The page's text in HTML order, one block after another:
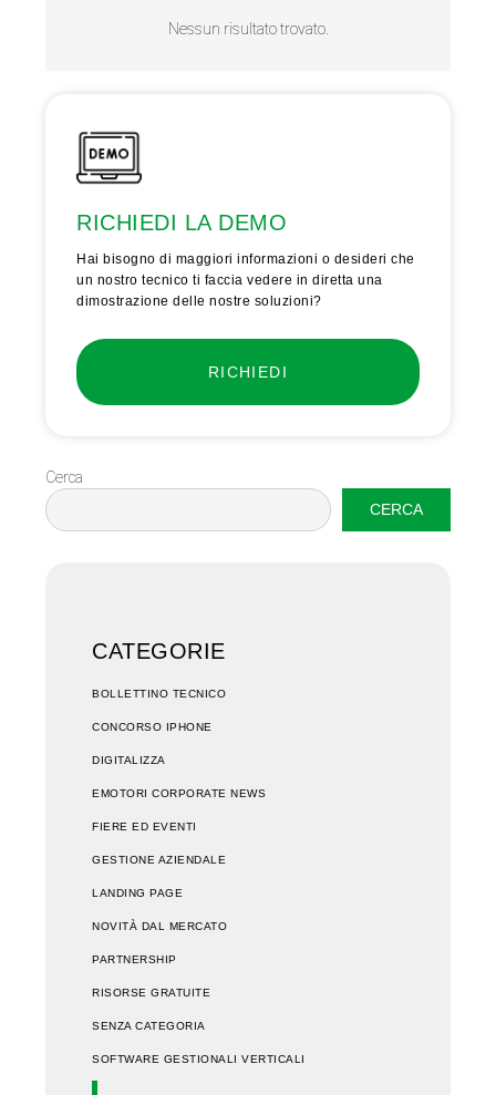
Nessun risultato trovato.
RICHIEDI LA DEMO
Hai bisogno di maggiori informazioni o desideri che
un nostro tecnico ti faccia vedere in diretta una
dimostrazione delle nostre soluzioni?
RICHIEDI
Cerca
CERCA
CATEGORIE
BOLLETTINO TECNICO
CONCORSO IPHONE
DIGITALIZZA
EMOTORI CORPORATE NEWS
FIERE ED EVENTI
GESTIONE AZIENDALE
LANDING PAGE
NOVITÀ DAL MERCATO
PARTNERSHIP
RISORSE GRATUITE
SENZA CATEGORIA
SOFTWARE GESTIONALI VERTICALI